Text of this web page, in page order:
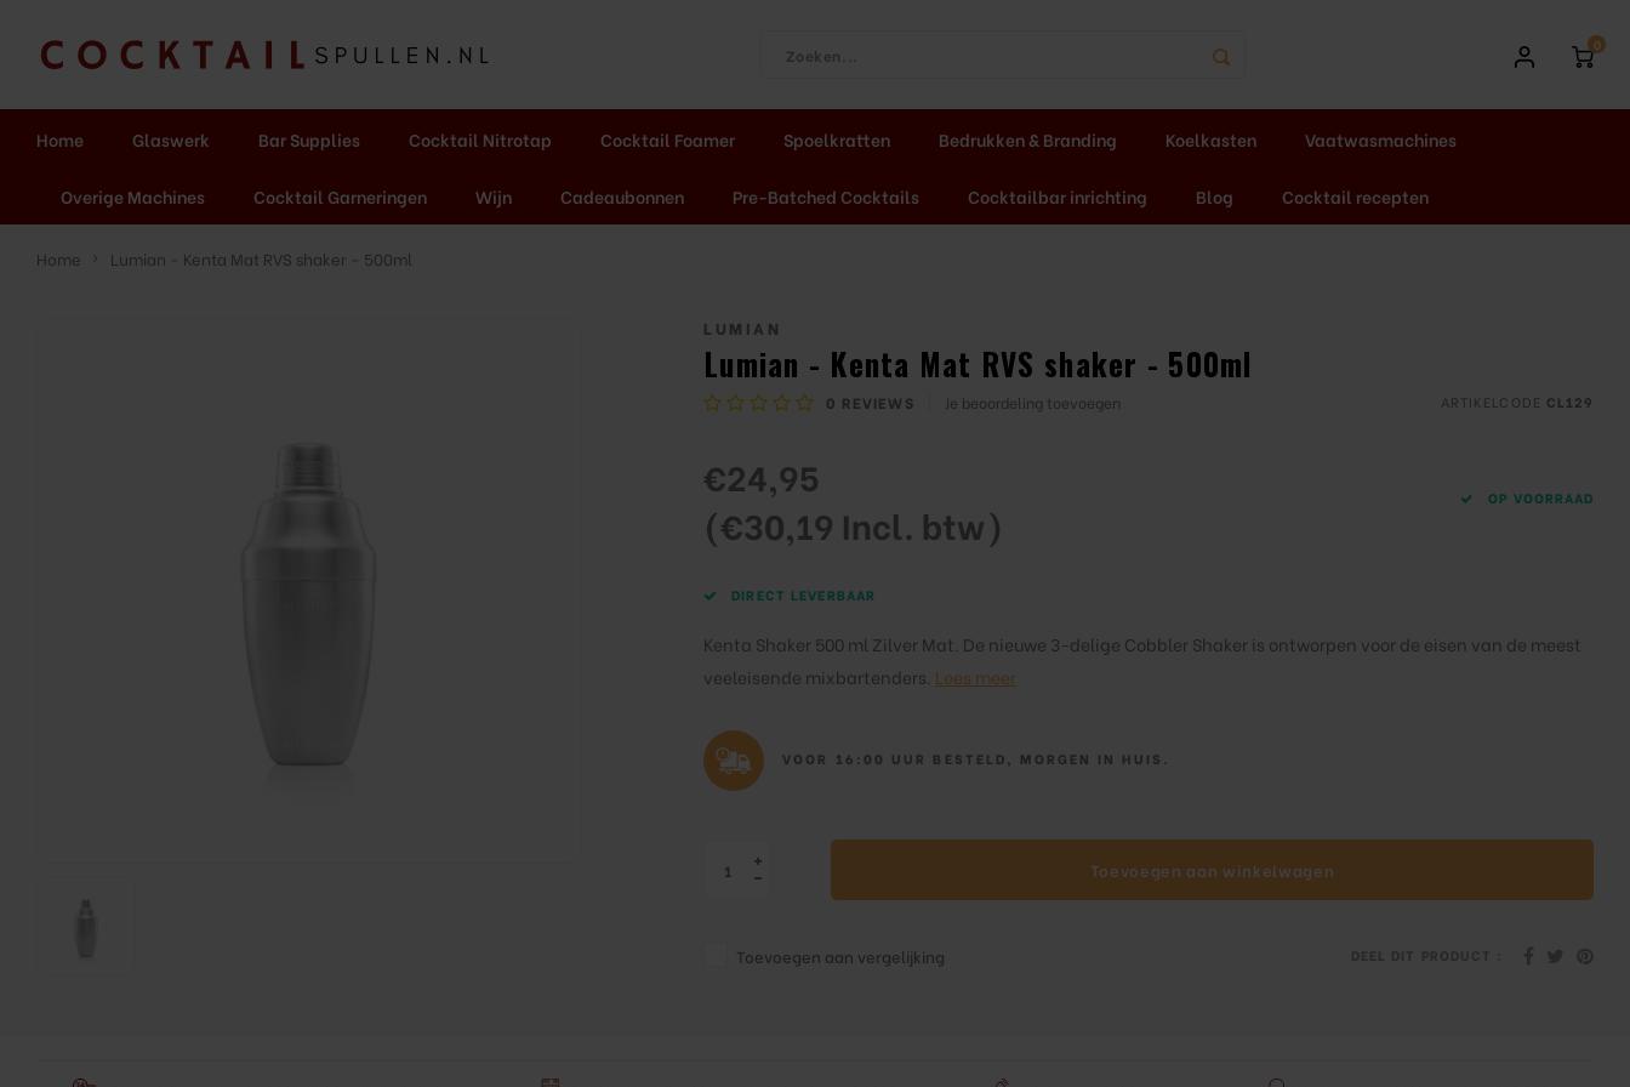
0
Home Glaswerk Bar Supplies Cocktail Nitrotap Cocktail Foamer Spoelkratten Bedrukken & Branding Koelkasten Vaatwasmachines
Overige Machines Cocktail Garneringen Wijn Cadeaubonnen Pre-Batched Cocktails Cocktailbar inrichting Blog Cocktail recepten
Home Lumian - Kenta Mat RVS shaker - 500ml
LUMIAN
Lumian - Kenta Mat RVS shaker - 500ml
0 REVIEWS Je beoordeling toevoegen ARTIKELCODE CL129
€24,95
(€30,19 Incl. btw)
OP VOORRAAD
DIRECT LEVERBAAR
Kenta Shaker 500 ml Zilver Mat. De nieuwe 3-delige Cobbler Shaker is ontworpen voor de eisen van de meest
veeleisende mixbartenders. Lees meer
VOOR 16:00 UUR BESTELD, MORGEN IN HUIS.
Toevoegen aan winkelwagen
Toevoegen aan vergelijking